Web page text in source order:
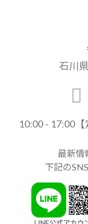
石川
10:00 - 17:00
最新情
下記の